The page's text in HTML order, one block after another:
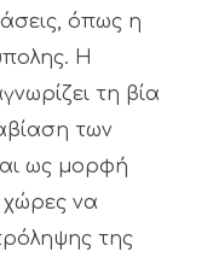
όπως η
Η
τη βία
των
ως μορφή
χώρες να
της